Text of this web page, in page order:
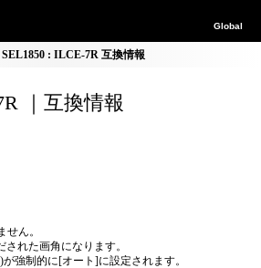
Global
SEL1850 : ILCE-7R 互換情報
｜互換情報
ん。
れた画角になります。
強制的に[オート]に設定されます。